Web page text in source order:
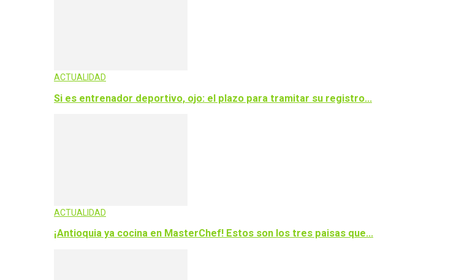
ACTUALIDAD
Si es entrenador deportivo, ojo: el plazo para tramitar su registro…
ACTUALIDAD
¡Antioquia ya cocina en MasterChef! Estos son los tres paisas que…